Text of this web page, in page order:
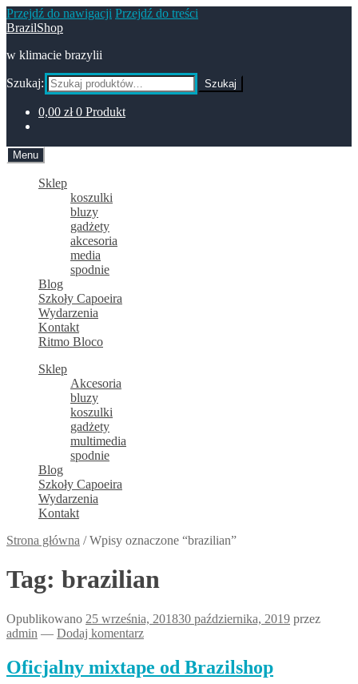
Przejdź do nawigacji Przejdź do treści
BrazilShop
w klimacie brazylii
Szukaj: Szukaj
0,00 zł 0 Produkt
Menu
Sklep
koszulki
bluzy
gadżety
akcesoria
media
spodnie
Blog
Szkoły Capoeira
Wydarzenia
Kontakt
Ritmo Bloco
Sklep
Akcesoria
bluzy
koszulki
gadżety
multimedia
spodnie
Blog
Szkoły Capoeira
Wydarzenia
Kontakt
Strona główna /Wpisy oznaczone “brazilian”
Tag: brazilian
Opublikowano 25 września, 201830 października, 2019 przez
admin — Dodaj komentarz
Oficjalny mixtape od Brazilshop